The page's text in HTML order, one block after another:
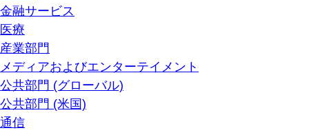
金融サービス
医療
産業部門
メディアおよびエンターテイメント
公共部門 (グローバル)
公共部門 (米国)
通信